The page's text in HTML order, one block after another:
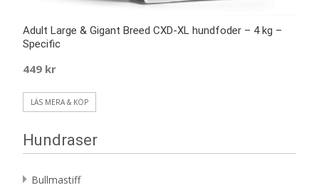
Adult Large & Gigant Breed CXD-XL hundfoder – 4 kg –
Specific
449 kr
LÄS MERA & KÖP
Hundraser
Bullmastiff